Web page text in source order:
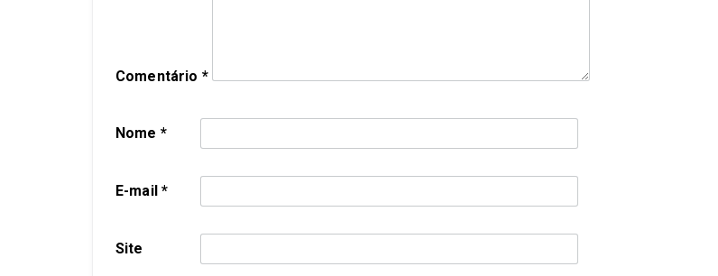
Comentário *
Nome *
E-mail*
Site